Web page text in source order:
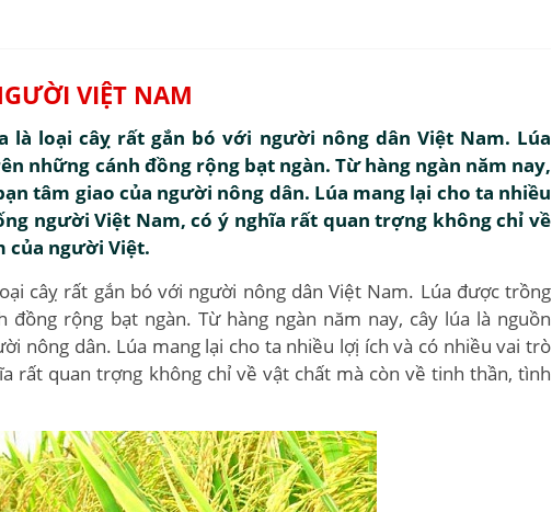
VIỆT NAM
là loại câỵ rất gắn bó với người nông dân Việt Nam. Lúa
những cánh đồng rộng bạt ngàn. Từ hàng ngàn năm nay,
tâm giao của người nông dân. Lúa mang lại cho ta nhiều
người Việt Nam, có ý nghĩa rất quan trợng không chỉ về
của người Việt.
câỵ rất gắn bó với người nông dân Việt Nam. Lúa được trồng
rộng bạt ngàn. Từ hàng ngàn năm nay, cây lúa là nguồn
nông dân. Lúa mang lại cho ta nhiều lợị ích và có nhiều vai trò
rất quan trợng không chỉ về vật chất mà còn về tinh thần, tình